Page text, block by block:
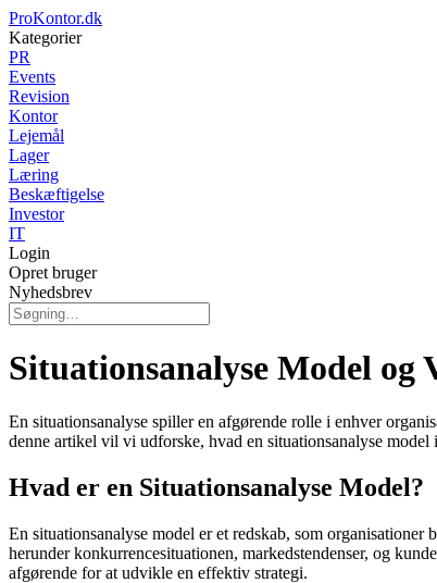
ProKontor.dk
Kategorier
PR
Events
Revision
Kontor
Lejemål
Lager
Læring
Beskæftigelse
Investor
IT
Login
Opret bruger
Nyhedsbrev
Situationsanalyse Model og
En situationsanalyse spiller en afgørende rolle i enhver
denne artikel vil vi udforske, hvad en situationsanalyse
Hvad er en Situationsanalyse Model?
En situationsanalyse model er et redskab, som
herunder konkurrencesituationen, markedstendenser, og
afgørende for at udvikle en effektiv strategi.